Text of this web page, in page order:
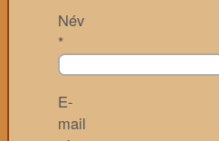
Név
*
E-
mail